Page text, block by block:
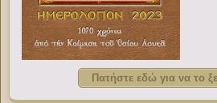
Πατήστε εδώ για να το